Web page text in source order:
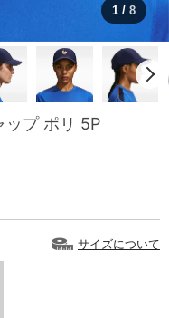
1 / 8
ップ ポリ 5P
サイズについて